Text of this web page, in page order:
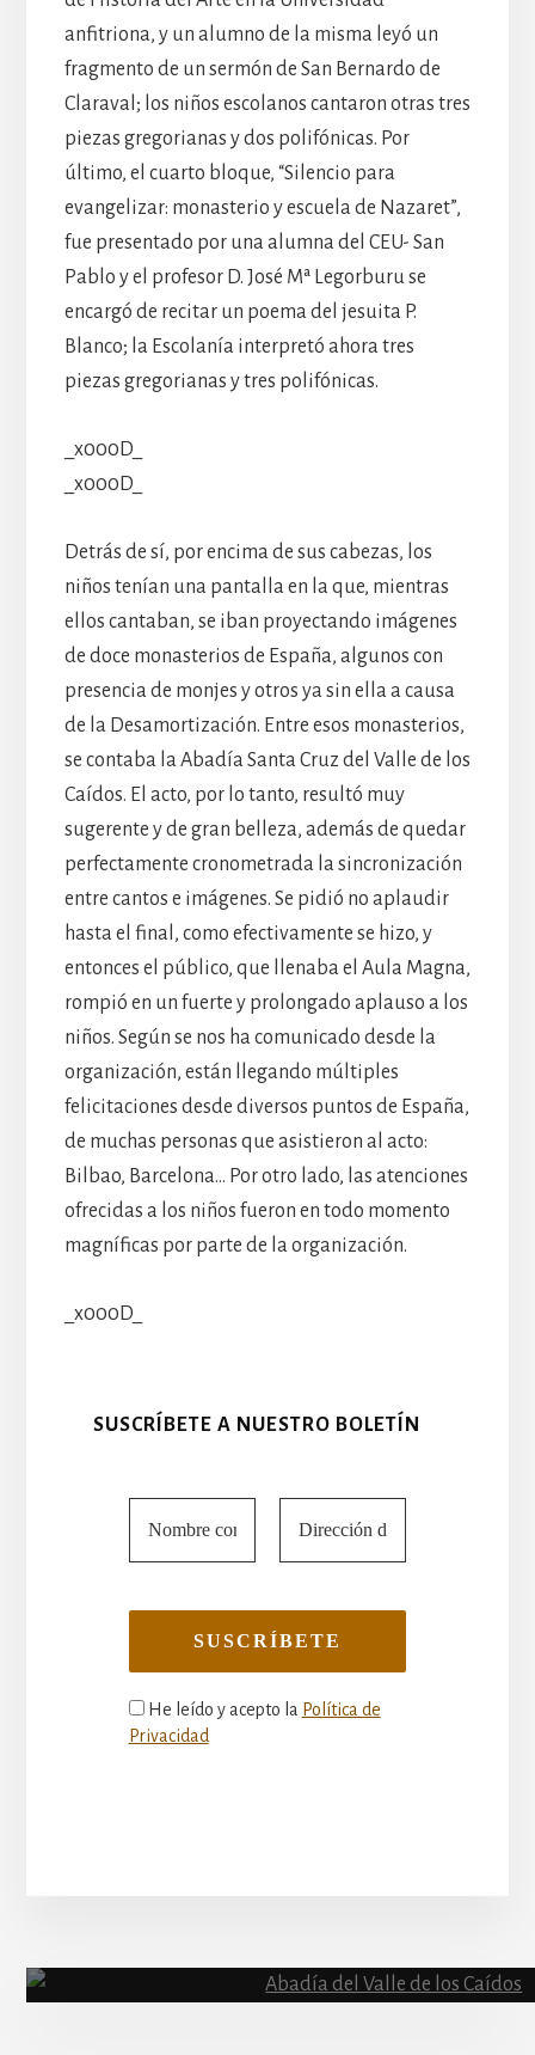
anfitriona, y un alumno de la misma leyó un
fragmento de un sermón de San Bernardo de
Claraval; los niños escolanos cantaron otras tres
piezas gregorianas y dos polifónicas. Por
último, el cuarto bloque, “Silencio para
evangelizar: monasterio y escuela de Nazaret”,
fue presentado por una alumna del CEU- San
Pablo y el profesor D. José Mª Legorburu se
encargó de recitar un poema del jesuita P.
Blanco; la Escolanía interpretó ahora tres
piezas gregorianas y tres polifónicas.
_x000D_
_x000D_
Detrás de sí, por encima de sus cabezas, los
niños tenían una pantalla en la que, mientras
ellos cantaban, se iban proyectando imágenes
de doce monasterios de España, algunos con
presencia de monjes y otros ya sin ella a causa
de la Desamortización. Entre esos monasterios,
se contaba la Abadía Santa Cruz del Valle de los
Caídos. El acto, por lo tanto, resultó muy
sugerente y de gran belleza, además de quedar
perfectamente cronometrada la sincronización
entre cantos e imágenes. Se pidió no aplaudir
hasta el final, como efectivamente se hizo, y
entonces el público, que llenaba el Aula Magna,
rompió en un fuerte y prolongado aplauso a los
niños. Según se nos ha comunicado desde la
organización, están llegando múltiples
felicitaciones desde diversos puntos de España,
de muchas personas que asistieron al acto:
Bilbao, Barcelona… Por otro lado, las atenciones
ofrecidas a los niños fueron en todo momento
magníficas por parte de la organización.
_x000D_
SUSCRÍBETE A NUESTRO BOLETÍN
He leído y acepto la Política de
Privacidad
Content